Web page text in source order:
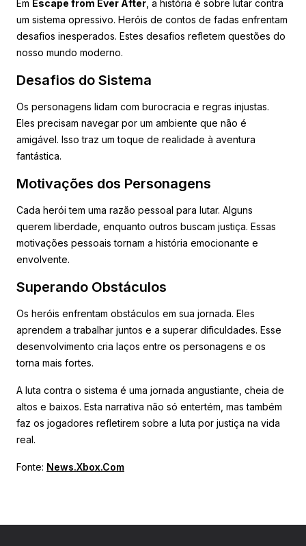
Em Escape from Ever After , a história é sobre lutar contra
um sistema opressivo. Heróis de contos de fadas enfrentam
desafios inesperados. Estes desafios refletem questões do
nosso mundo moderno.
Desafios do Sistema
Os personagens lidam com burocracia e regras injustas.
Eles precisam navegar por um ambiente que não é
amigável. Isso traz um toque de realidade à aventura
fantástica.
Motivações dos Personagens
Cada herói tem uma razão pessoal para lutar. Alguns
querem liberdade, enquanto outros buscam justiça. Essas
motivações pessoais tornam a história emocionante e
envolvente.
Superando Obstáculos
Os heróis enfrentam obstáculos em sua jornada. Eles
aprendem a trabalhar juntos e a superar dificuldades. Esse
desenvolvimento cria laços entre os personagens e os
torna mais fortes.
A luta contra o sistema é uma jornada angustiante, cheia de
altos e baixos. Esta narrativa não só entertém, mas também
faz os jogadores refletirem sobre a luta por justiça na vida
real.
Fonte: News.Xbox.Com